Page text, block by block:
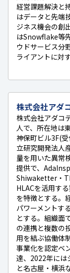
経営課題解決と
はデータと先端
ジネス機会の創
はSnowflake等
ウドサービス分
ライアントに対
株式会社アダ
株式会社アダコ
人で、所在地は
神保町ビル3F(
立研究開発法人
量を用いた異常
提供で、
Shiwaketter・
HLACを活用す
を特徴とする。
パワーメントす
とする。組織面
の連携と複数の
用を結ぶ協働体
事業化を認定ベ
達、2022年には
と名古屋・横浜